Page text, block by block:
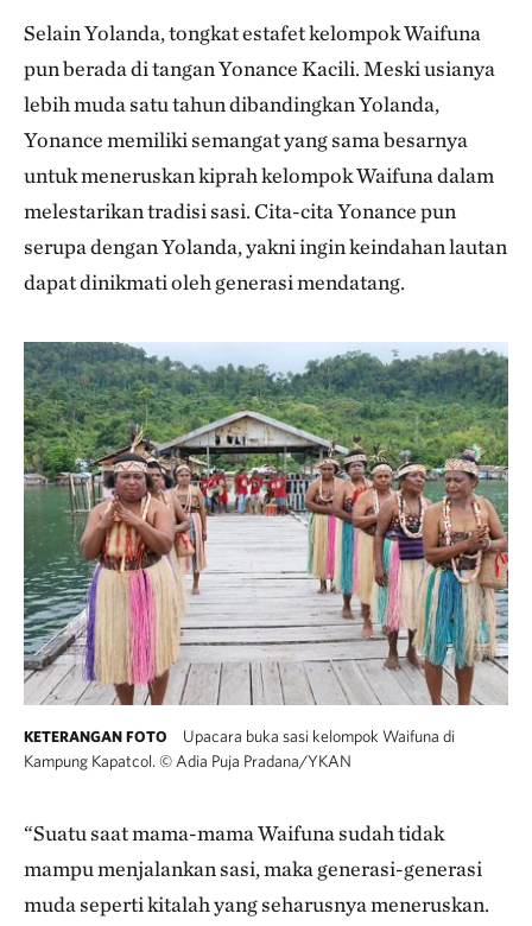
Selain Yolanda, tongkat estafet kelompok Waifuna
pun berada di tangan Yonance Kacili. Meski usianya
lebih muda satu tahun dibandingkan Yolanda,
Yonance memiliki semangat yang sama besarnya
untuk meneruskan kiprah kelompok Waifuna dalam
melestarikan tradisi sasi. Cita-cita Yonance pun
serupa dengan Yolanda, yakni ingin keindahan lautan
dapat dinikmati oleh generasi mendatang.
KETERANGAN FOTO
Upacara buka sasi kelompok Waifuna di
Kampung Kapatcol. © Adia Puja Pradana/YKAN
“Suatu saat mama-mama Waifuna sudah tidak
mampu menjalankan sasi, maka generasi-generasi
muda seperti kitalah yang seharusnya meneruskan.